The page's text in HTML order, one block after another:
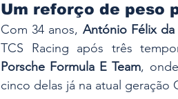
Um reforço de peso
Com 34 anos, António Félix da
TCS Racing após três
Porsche Formula E Team,
cinco delas já na atual geração